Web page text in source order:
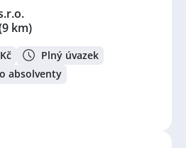
km)
Plný úvazek
absolventy